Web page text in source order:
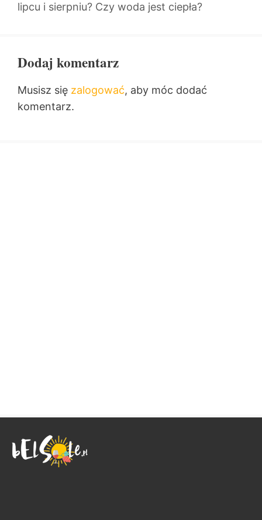
lipcu i sierpniu? Czy woda jest ciepła?
Dodaj komentarz
Musisz się zalogować, aby móc dodać
komentarz.